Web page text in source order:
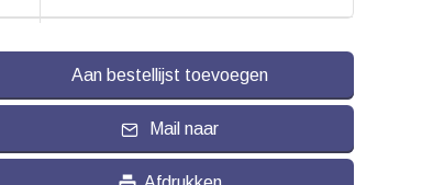
Aan bestellijst toevoegen
Mail naar